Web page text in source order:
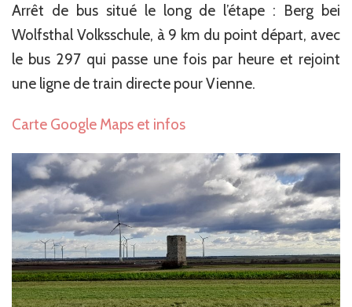
Arrêt de bus situé le long de l’étape : Berg bei
Wolfsthal Volksschule, à 9 km du point départ, avec
le bus 297 qui passe une fois par heure et rejoint
une ligne de train directe pour Vienne.
Carte Google Maps et infos